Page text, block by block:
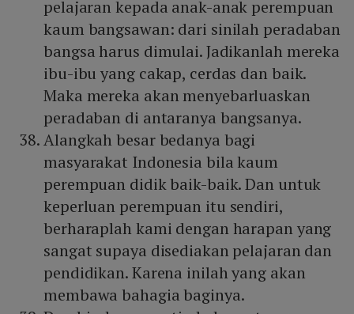
pelajaran kepada anak-anak perempuan
kaum bangsawan: dari sinilah peradaban
bangsa harus dimulai. Jadikanlah mereka
ibu-ibu yang cakap, cerdas dan baik.
Maka mereka akan menyebarluaskan
peradaban di antaranya bangsanya.
Alangkah besar bedanya bagi
masyarakat Indonesia bila kaum
perempuan didik baik-baik. Dan untuk
keperluan perempuan itu sendiri,
berharaplah kami dengan harapan yang
sangat supaya disediakan pelajaran dan
pendidikan. Karena inilah yang akan
membawa bahagia baginya.